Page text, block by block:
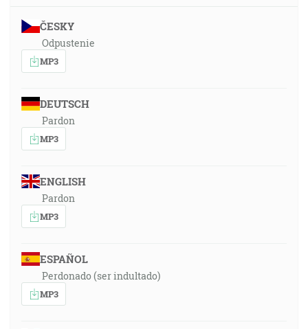
ČESKY
Odpustenie
MP3
DEUTSCH
Pardon
MP3
ENGLISH
Pardon
MP3
ESPAÑOL
Perdonado (ser indultado)
MP3